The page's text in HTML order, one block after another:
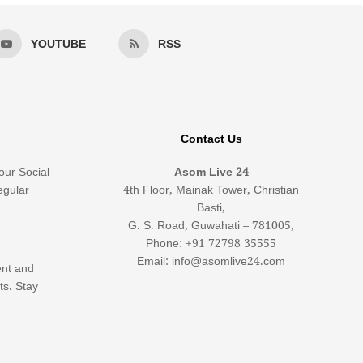
YOUTUBE RSS
Social
and
Stay
Contact Us
Asom Live 24
4th Floor, Mainak Tower, Christian
Basti,
G. S. Road, Guwahati – 781005,
Phone: +91 72798 35555
Email: info@asomlive24.com